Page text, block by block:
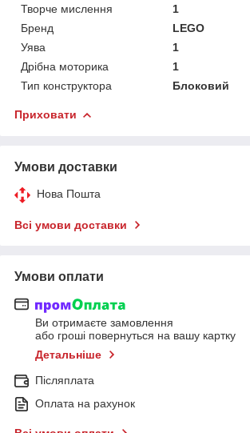
Творче мислення
1
Бренд
LEGO
Уява
1
Дрібна моторика
1
Тип конструктора
Блоковий
Приховати
Умови доставки
Нова Пошта
Всі умови доставки
Умови оплати
Ви отримаєте замовлення
або гроші повернуться на вашу картку
Детальніше
Післяплата
Оплата на рахунок